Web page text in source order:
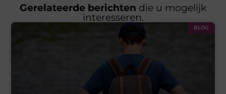
Gerelateerde berichten die u mogelijk
interesseren.
BLOG